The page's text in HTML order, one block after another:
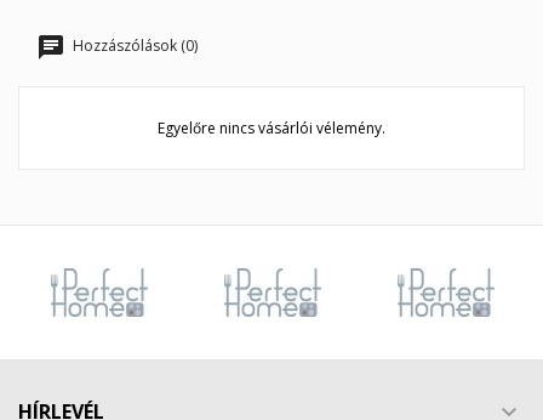
Hozzászólások (0)
Egyelőre nincs vásárlói vélemény.
HÍRLEVÉL 